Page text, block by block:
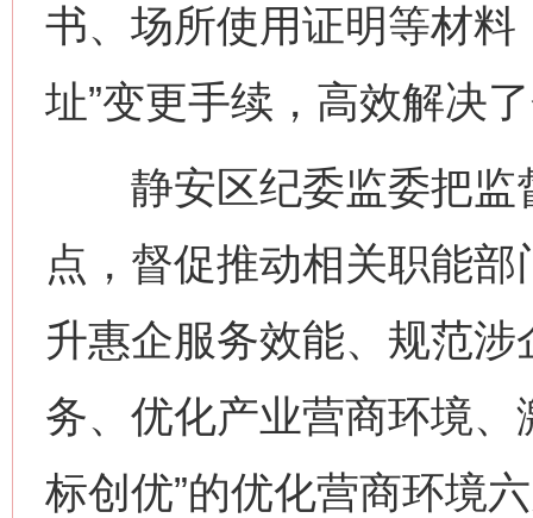
书、场所使用证明等材料
址”变更手续，高效解决
静安区纪委监委把监
点，督促推动相关职能
升惠企服务效能、规范
务、优化产业营商环境
标创优”的优化营商环境